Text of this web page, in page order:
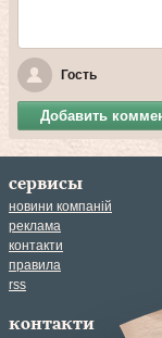
Гость
Добавить
сервисы
новини компаній
реклама
контакти
правила
rss
контакти